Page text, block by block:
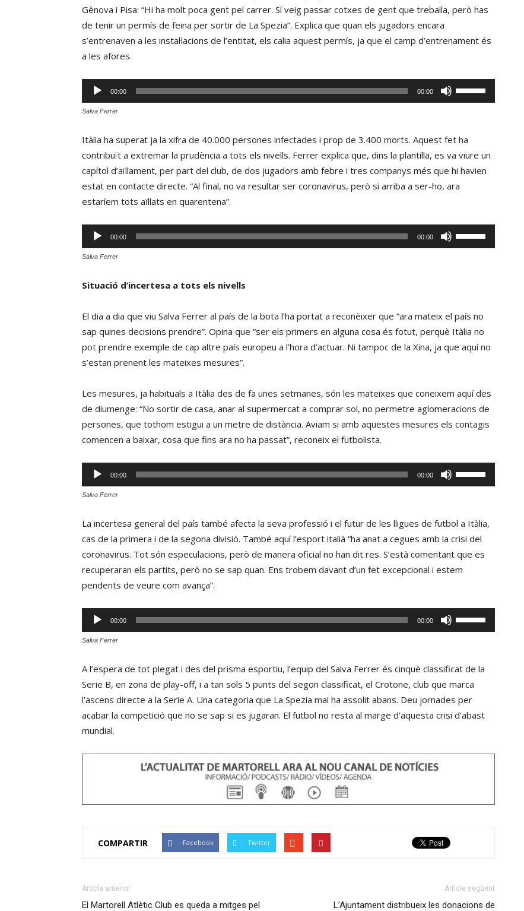
o
disminuir
Gènova i Pisa: “Hi ha molt poca gent pel carrer. Sí veig passar cotxes de gent que treballa, però has
de tenir un permís de feina per sortir de La Spezia”. Explica que quan els jugadors encara
s’entrenaven a les instal·lacions de l’entitat, els calia aquest permís, ja que el camp d’entrenament és
a les afores.
Reproductor
d'àudio
00:00 00:00
servir
per
incrementar
Salva Ferrer
Itàlia ha superat ja la xifra de 40.000 persones infectades i prop de 3.400 morts. Aquest fet ha
contribuït a extremar la prudència a tots els nivells. Ferrer explica que, dins la plantilla, es va viure un
capítol d’aïllament, per part del club, de dos jugadors amb febre i tres companys més que hi havien
estat en contacte directe. “Al final, no va resultar ser coronavirus, però si arriba a ser-ho, ara
estaríem tots aïllats en quarentena”.
Reproductor
d'àudio
00:00 00:00
servir
cap
avall
Salva Ferrer
Situació d’incertesa a tots els nivells
El dia a dia que viu Salva Ferrer al país de la bota l’ha portat a reconèixer que “ara mateix el país no
sap quines decisions prendre”. Opina que “ser els primers en alguna cosa és fotut, perquè Itàlia no
pot prendre exemple de cap altre país europeu a l’hora d’actuar. Ni tampoc de la Xina, ja que aquí no
s’estan prenent les mateixes mesures”.
Les mesures, ja habituals a Itàlia des de fa unes setmanes, són les mateixes que coneixem aquí des
de diumenge: “No sortir de casa, anar al supermercat a comprar sol, no permetre aglomeracions de
persones, que tothom estigui a un metre de distància. Aviam si amb aquestes mesures els contagis
comencen a baixar, cosa que fins ara no ha passat”, reconeix el futbolista.
Reproductor
d'àudio
00:00 00:00
servir
cap
per
incrementar
el
volum.
Salva Ferrer
La incertesa general del país també afecta la seva professió i el futur de les lligues de futbol a Itàlia,
cas de la primera i de la segona divisió. També aquí l’esport italià “ha anat a cegues amb la crisi del
coronavirus. Tot són especulacions, però de manera oficial no han dit res. S’està comentant que es
recuperaran els partits, però no se sap quan. Ens trobem davant d’un fet excepcional i estem
pendents de veure com avança”.
Reproductor
d'àudio
00:00 00:00
servir
cap
per
Salva Ferrer
A l’espera de tot plegat i des del prisma esportiu, l’equip del Salva Ferrer és cinquè classificat de la
Serie B, en zona de play-off, i a tan sols 5 punts del segon classificat, el Crotone, club que marca
l’ascens directe a la Serie A. Una categoria que La Spezia mai ha assolit abans. Deu jornades per
acabar la competició que no se sap si es jugaran. El futbol no resta al marge d’aquesta crisi d’abast
mundial.
COMPARTIR Facebook Twitter
Article anterior
El Martorell Atlètic Club es queda a mitges pel
Article següent
L’Ajuntament distribueix les donacions de